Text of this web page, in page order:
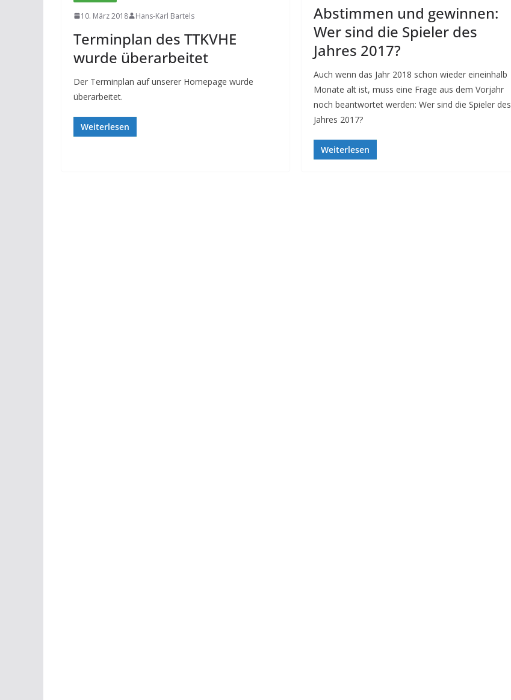
10. März 2018 Hans-Karl Bartels
Terminplan des TTKVHE
wurde überarbeitet
Der Terminplan auf unserer Homepage wurde
überarbeitet.
Weiterlesen
Abstimmen und gewinnen:
Wer sind die Spieler des
Jahres 2017?
Auch wenn das Jahr 2018 schon wieder eineinhalb
Monate alt ist, muss eine Frage aus dem Vorjahr
noch beantwortet werden: Wer sind die Spieler des
Jahres 2017?
Weiterlesen